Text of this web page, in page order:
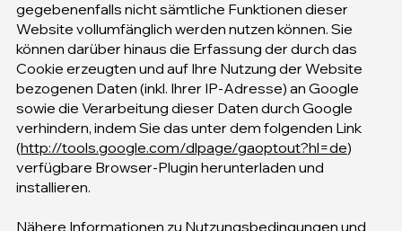
gegebenenfalls nicht sämtliche Funktionen dieser
Website vollumfänglich werden nutzen können. Sie
können darüber hinaus die Erfassung der durch das
Cookie erzeugten und auf Ihre Nutzung der Website
bezogenen Daten (inkl. Ihrer IP-Adresse) an Google
sowie die Verarbeitung dieser Daten durch Google
verhindern, indem Sie das unter dem folgenden Link
(http://tools.google.com/dlpage/gaoptout?hl=de)
verfügbare Browser-Plugin herunterladen und
installieren.
Nähere Informationen zu Nutzungsbedingungen und